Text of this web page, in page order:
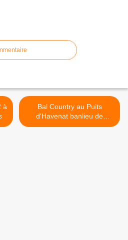
Bal Country au Puits
d'Havenat banlieu de
Beaulieu sur Loire du 5